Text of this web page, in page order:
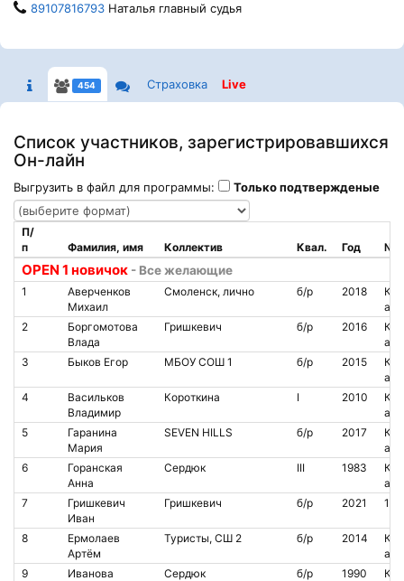
89107816793 Наталья главный судья
454 Страховка Live
Список участников, зарегистрировавшихся
Он-лайн
Выгрузить в файл для программы: Только подтвержденые
OPEN 1 новичок - Все желающие
П/
п
Фамилия, имя Коллектив Квал. Год №
1
Аверченков
Михаил
Смоленск, лично б/р 2018
2
Боргомотова
Влада
Гришкевич б/р 2016
3
Быков Егор МБОУ СОШ 1 б/р 2015
4
Васильков
Владимир
Короткина I 2010
5
Гаранина
Мария
SEVEN HILLS б/р 2017
6
Горанская
Анна
Сердюк III 1983
7
Гришкевич
Иван
Гришкевич б/р 2021
8
Ермолаев
Артём
Туристы, СШ 2 б/р 2014
9
Иванова
Сердюк б/р 1990